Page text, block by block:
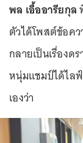
พล เอื้ออารียกุล
ตัวได้โพสต์ข้อค
กลายเป็นเรื่องด
หนุ่มแชมป์ได้ไล
เองว่า